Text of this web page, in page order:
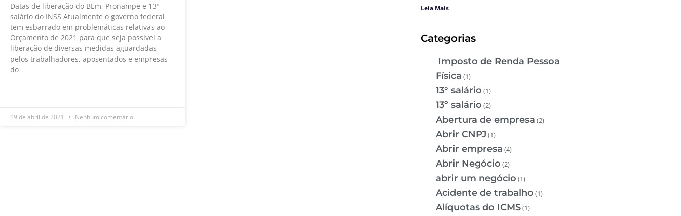
Datas de liberação do BEm, Pronampe e 13º
salário do INSS Atualmente o governo federal
tem esbarrado em problemáticas relativas ao
Orçamento de 2021 para que seja possível a
liberação de diversas medidas aguardadas
pelos trabalhadores, aposentados e empresas
do
19 de abril de 2021 Nenhum comentário
Leia Mais
Categorias
Imposto de Renda Pessoa
Física (1)
13° salário (1)
13º salário (2)
Abertura de empresa (2)
Abrir CNPJ (1)
Abrir empresa (4)
Abrir Negócio (2)
abrir um negócio (1)
Acidente de trabalho (1)
Alíquotas do ICMS(1)